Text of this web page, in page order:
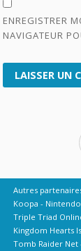
ENREGISTRER
NAVIGATEUR
Autres
Koopa
Triple Triad
Kingdom Hearts
Tomb Raider Net